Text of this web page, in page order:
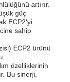
artırır.
güç
ECP2'yi
sahip
ECP2 ürünü
özelliklerinin
Bu sinerji,